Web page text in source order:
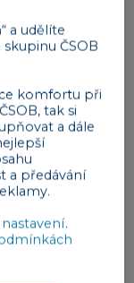
uhranulo.
šikovných
startupy
Women in
s polskou
a
Jak
fandila jim a
víc. Našla
a udělíte
ČSOB
komfortu při
tak si
a dále
a předávání
nastavení.